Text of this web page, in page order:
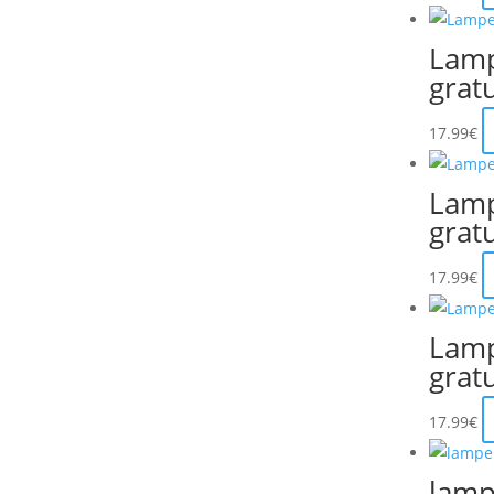
17.99€
17.99€
17.99€